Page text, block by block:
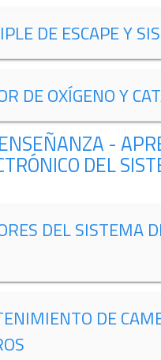
DE ESCAPE Y
DE OXÍGENO Y
-
DEL
DEL SISTEMA
DE